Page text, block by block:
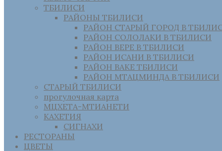
ТБИЛИСИ
РАЙОНЫ ТБИЛИСИ
РАЙОН СТАРЫЙ ГОРОД В
РАЙОН СОЛОЛАКИ В ТБИЛИСИ
РАЙОН ВЕРЕ В ТБИЛИСИ
РАЙОН ИСАНИ В ТБИЛИСИ
РАЙОН ВАКЕ ТБИЛИСИ
РАЙОН МТАЦМИНДА В ТБИЛИСИ
СТАРЫЙ ТБИЛИСИ
прогулочная карта
МЦХЕТА-МТИАНЕТИ
КАХЕТИЯ
СИГНАХИ
РЕСТОРАНЫ
ЦВЕТЫ